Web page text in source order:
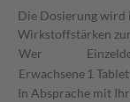
Die Dosierung wird
Wirkstoffstärken
Wer
Erwachsene 1
In Absprache mit